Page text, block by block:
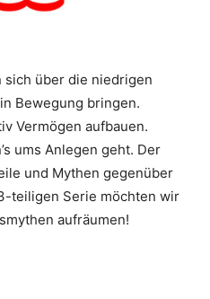
sich über die niedrigen
Bewegung bringen.
Vermögen aufbauen.
ums Anlegen geht. Der
und Mythen gegenüber
teiligen Serie möchten wir
aufräumen!